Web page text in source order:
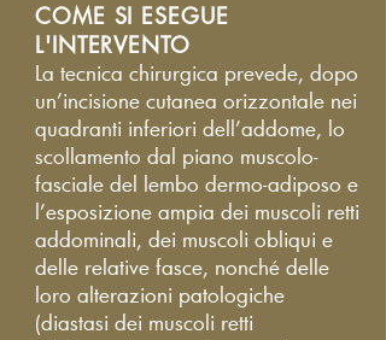
COME SI ESEGUE
L'INTERVENTO
La tecnica chirurgica prevede, dopo
un’incisione cutanea orizzontale nei
quadranti inferiori dell’addome, lo
scollamento dal piano muscolo-
fasciale del lembo dermo-adiposo e
l’esposizione ampia dei muscoli retti
addominali, dei muscoli obliqui e
delle relative fasce, nonché delle
loro alterazioni patologiche
(diastasi dei muscoli retti